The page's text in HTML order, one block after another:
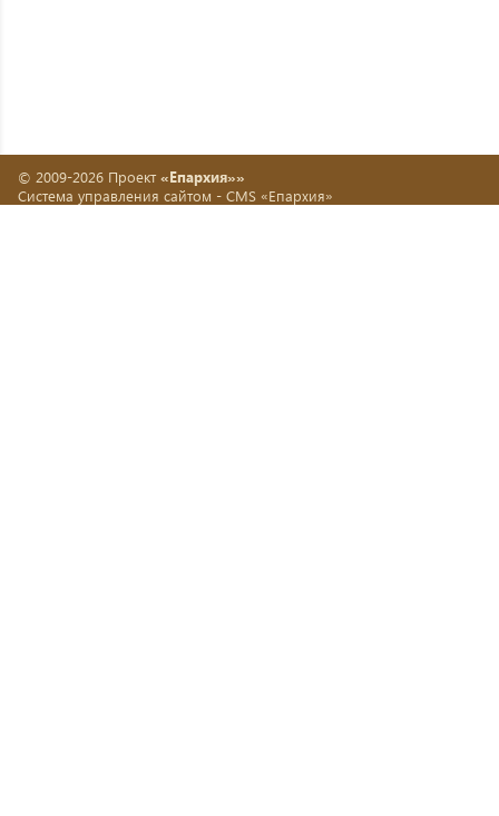
© 2009-2026 Проект «Епархия»»
Система управления сайтом - CMS «Епархия»